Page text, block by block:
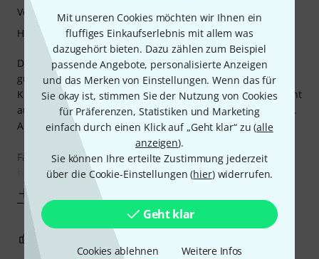
Mit unseren Cookies möchten wir Ihnen ein
fluffiges Einkaufserlebnis mit allem was
dazugehört bieten. Dazu zählen zum Beispiel
passende Angebote, personalisierte Anzeigen
und das Merken von Einstellungen. Wenn das für
Sie okay ist, stimmen Sie der Nutzung von Cookies
für Präferenzen, Statistiken und Marketing
einfach durch einen Klick auf „Geht klar“ zu (alle
anzeigen).
Sie können Ihre erteilte Zustimmung jederzeit
über die Cookie-Einstellungen (hier) widerrufen.
Geht klar
Cookies ablehnen Weitere Infos
Die SSSnake Multicore's sind nach wie vor unschlagbar
günstig. Sehr gut verarbeitet, halten bei mir jahrelang.
Kleiner Wehmutstropfen wäre höchstens dass man sie nicht
aufschrauben kann, d.h. ist ein Kanal mal kaputt war's das.
Aber solche Kabel kosten i.d.Regel ein vielfaches.
Farbkennung ist auch OK, Weiß/Grau in Schummerstudios
bisschen
Mehr anzeigen
Verarbeitung
Handling